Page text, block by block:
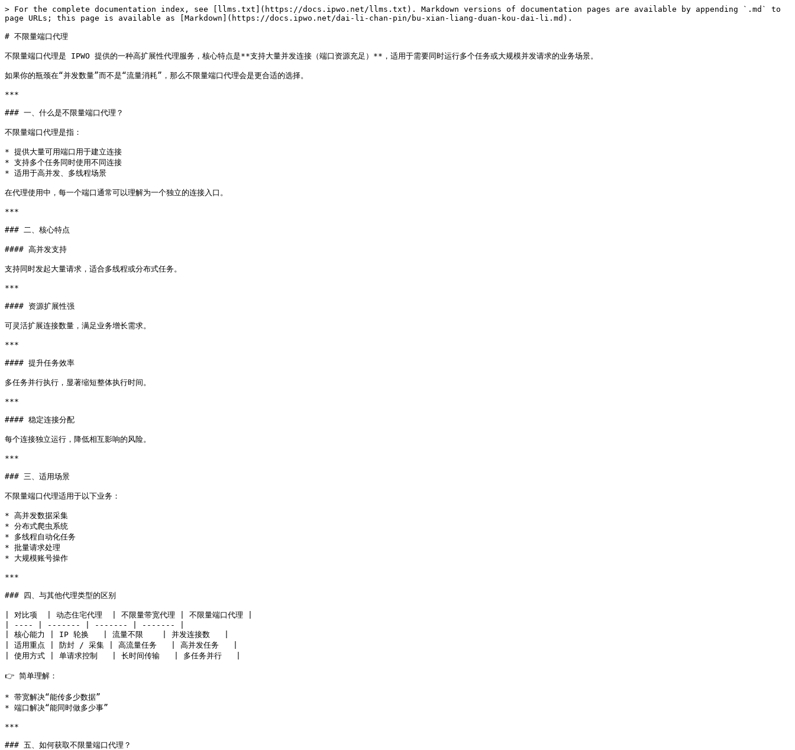
> For the complete documentation index, see [llms.txt](https://docs.ipwo.net/llms.txt). Markdown versions of documentation pages are available by appending `.md` to
page URLs; this page is available as [Markdown](https://docs.ipwo.net/dai-li-chan-pin/bu-xian-liang-duan-kou-dai-li.md).
# 不限量端口代理
不限量端口代理是 IPWO 提供的一种高扩展性代理服务，核心特点是**支持大量并发连接（端口资源充足）**，适用于需要同时运行多个任务或大规模并发请求的业务场景。
如果你的瓶颈在“并发数量”而不是“流量消耗”，那么不限量端口代理会是更合适的选择。
***
### 一、什么是不限量端口代理？
不限量端口代理是指：
* 提供大量可用端口用于建立连接
* 支持多个任务同时使用不同连接
* 适用于高并发、多线程场景
在代理使用中，每一个端口通常可以理解为一个独立的连接入口。
***
### 二、核心特点
#### 高并发支持
支持同时发起大量请求，适合多线程或分布式任务。
***
#### 资源扩展性强
可灵活扩展连接数量，满足业务增长需求。
***
#### 提升任务效率
多任务并行执行，显著缩短整体执行时间。
***
#### 稳定连接分配
每个连接独立运行，降低相互影响的风险。
***
### 三、适用场景
不限量端口代理适用于以下业务：
* 高并发数据采集
* 分布式爬虫系统
* 多线程自动化任务
* 批量请求处理
* 大规模账号操作
***
### 四、与其他代理类型的区别
| 对比项  | 动态住宅代理  | 不限量带宽代理 | 不限量端口代理 |
| ---- | ------- | ------- | ------- |
| 核心能力 | IP 轮换   | 流量不限    | 并发连接数   |
| 适用重点 | 防封 / 采集 | 高流量任务   | 高并发任务   |
| 使用方式 | 单请求控制   | 长时间传输   | 多任务并行   |
👉 简单理解：
* 带宽解决“能传多少数据”
* 端口解决“能同时做多少事”
***
### 五、如何获取不限量端口代理？